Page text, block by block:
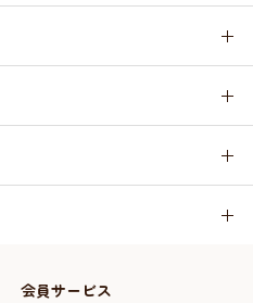
会員サービス